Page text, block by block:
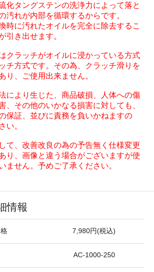
化タングステンの洗浄力によって落と
汚れが内部を循環するからです。
時に汚れたオイルを完全に除去するこ
引き出せます。
クラッチがオイルに浸かっている方式
チ方式です。その為、クラッチ滑りを
り、ご使用出来ません。
により生じた、商品破損、人体への傷
、その他のいかなる損害に対しても、
保証、並びに責務を負いかねますの
い。
て、改善改良の為の予告無く仕様変更
り、画像と違う場合がございますが使
ません。予めご了承ください。
情報
7,980円(税込)
AC-1000-250